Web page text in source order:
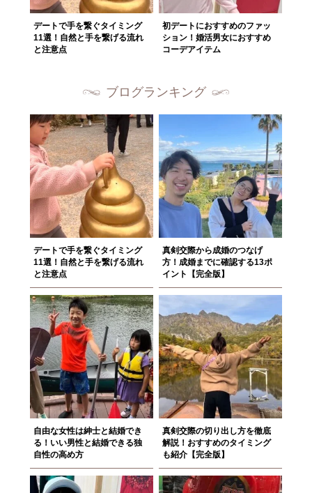
デートで手を繋ぐタイミング
11選！自然と手を繋げる流れ
と注意点
初デートにおすすめのファッ
ション！婚活男女におすすめ
コーデアイテム
ブログランキング
デートで手を繋ぐタイミング
11選！自然と手を繋げる流れ
と注意点
真剣交際から成婚のつなげ
方！成婚までに確認する13ポ
イント【完全版】
自由な女性は紳士と結婚でき
る！いい男性と結婚できる独
自性の高め方
真剣交際の切り出し方を徹底
解説！おすすめのタイミング
も紹介【完全版】